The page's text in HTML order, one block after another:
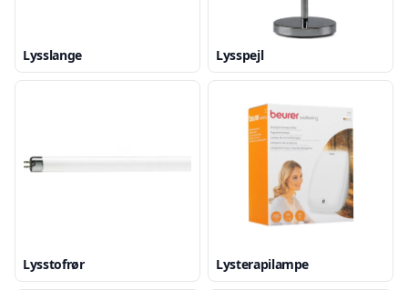
Lysslange Lysspejl
Lysstofrør Lysterapilampe